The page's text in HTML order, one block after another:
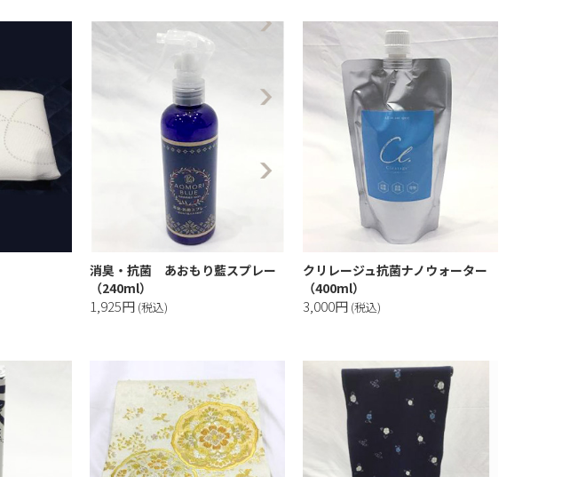
消臭・抗菌 あおもり藍スプレー
（240ml）
1,925円 (税込)
クリレージュ抗菌ナノウォーター
（400ml）
3,000円 (税込)